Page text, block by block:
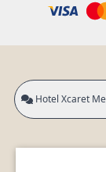
Hotel Xcaret